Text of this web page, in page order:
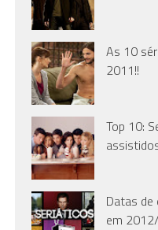
As 10
2011!!
Top 10:
Datas de
em